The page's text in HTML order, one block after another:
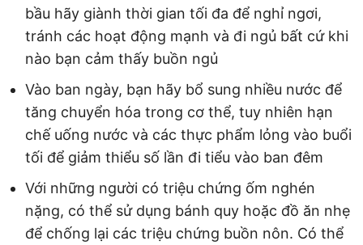
bầu hãy giành thời gian tối đa để nghỉ ngơi,
tránh các hoạt động mạnh và đi ngủ bất cứ khi
nào bạn cảm thấy buồn ngủ
Vào ban ngày, bạn hãy bổ sung nhiều nước để
tăng chuyển hóa trong cơ thể, tuy nhiên hạn
chế uống nước và các thực phẩm lỏng vào buổi
tối để giảm thiểu số lần đi tiểu vào ban đêm
Với những người có triệu chứng ốm nghén
nặng, có thể sử dụng bánh quy hoặc đồ ăn nhẹ
để chống lại các triệu chứng buồn nôn. Có thể